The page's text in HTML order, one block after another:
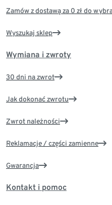
Zamów z dostawą za 0 zł do
Wyszukaj sklep
Wymiana i zwroty
30 dni na zwrot
Jak dokonać zwrotu
Zwrot należności
Reklamacje / części zamienne
Gwarancja
Kontakt i pomoc